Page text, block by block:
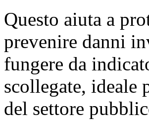
Questo aiuta a
prevenire danni
fungere da
scollegate,
del settore